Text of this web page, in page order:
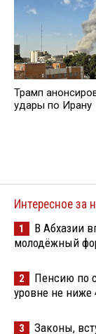
Трамп
удары по Ирану
Интересное за
1
В Абхазии
молодёжный
2
Пенсию по
уровне не ниже
3 Законы,